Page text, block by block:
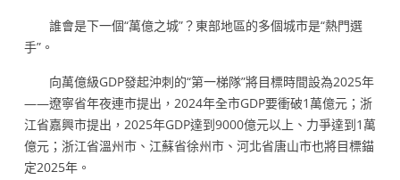
誰會是下一個“萬億之城”？東部地區的多個城市是“熱門選
手”。
向萬億級GDP發起沖刺的“第一梯隊”將目標時間設為2025年
——遼寧省年夜連市提出，2024年全市GDP要衝破1萬億元；浙
江省嘉興市提出，2025年GDP達到9000億元以上、力爭達到1萬
億元；浙江省溫州市、江蘇省徐州市、河北省唐山市也將目標錨
定2025年。